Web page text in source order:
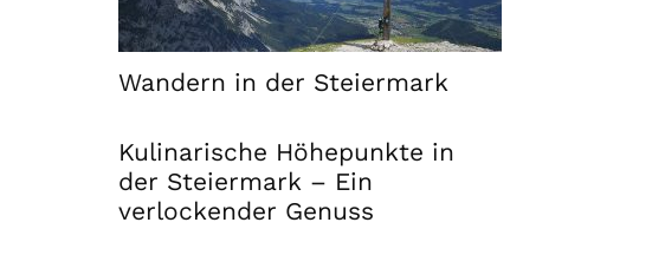
Wandern in der Steiermark
Kulinarische Höhepunkte in
der Steiermark – Ein
verlockender Genuss